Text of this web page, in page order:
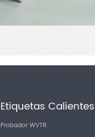
Etiquetas Calientes
Probador WVTR